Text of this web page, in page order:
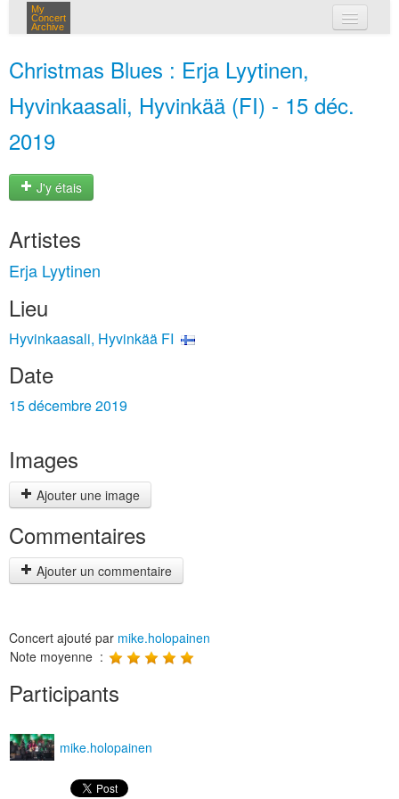
My
Concert
Archive
Christmas Blues : Erja Lyytinen,
Hyvinkaasali, Hyvinkää (FI) - 15 déc.
2019
J'y étais
Artistes
Erja Lyytinen
Lieu
Hyvinkaasali, Hyvinkää FI
Date
15 décembre 2019
Images
Ajouter une image
Commentaires
Ajouter un commentaire
Concert ajouté par mike.holopainen
Note moyenne :
Participants
mike.holopainen